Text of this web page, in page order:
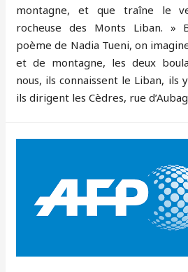
montagne, et que traîne le
rocheuse des Monts Liban. »
poème de Nadia Tueni, on
et de montagne, les deux
nous, ils connaissent le Liban, ils
ils dirigent les Cèdres, rue